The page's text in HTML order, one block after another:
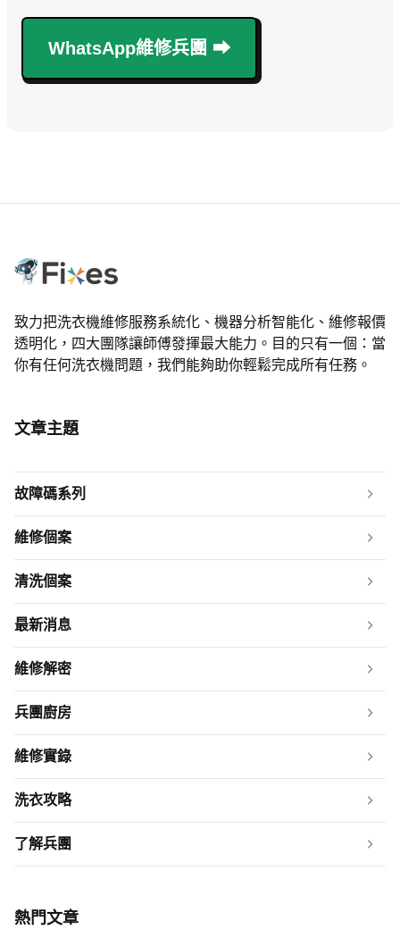
WhatsApp維修兵團 ⮕
致力把洗衣機維修服務系統化、機器分析智能化、維修報價
透明化，四大團隊讓師傅發揮最大能力。目的只有一個：當
你有任何洗衣機問題，我們能夠助你輕鬆完成所有任務。
文章主題
故障碼系列
維修個案
清洗個案
最新消息
維修解密
兵團廚房
維修實錄
洗衣攻略
了解兵團
熱門文章